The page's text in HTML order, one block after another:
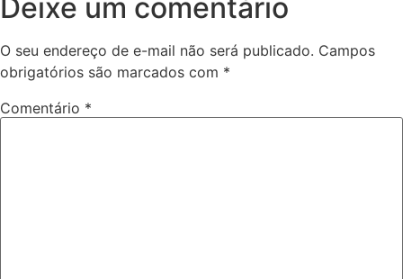
Deixe um comentário
O seu endereço de e-mail não será publicado. Campos
obrigatórios são marcados com *
Comentário *